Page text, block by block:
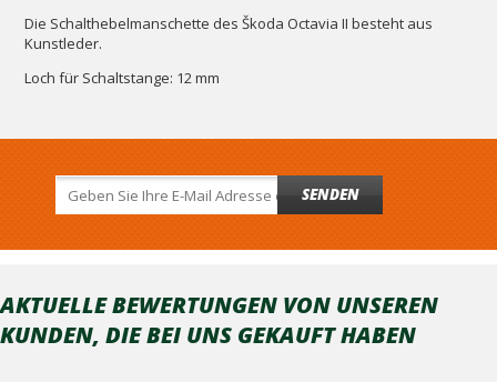
Die Schalthebelmanschette des Škoda Octavia II besteht aus
Kunstleder.
Loch für Schaltstange: 12 mm
SENDEN
AKTUELLE BEWERTUNGEN VON UNSEREN
KUNDEN, DIE BEI ​​UNS GEKAUFT HABEN